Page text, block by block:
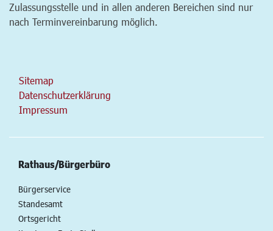
Zulassungsstelle und in allen anderen Bereichen sind nur
nach Terminvereinbarung möglich.
Sitemap
Datenschutzerklärung
Impressum
Rathaus/Bürgerbüro
Bürgerservice
Standesamt
Ortsgericht